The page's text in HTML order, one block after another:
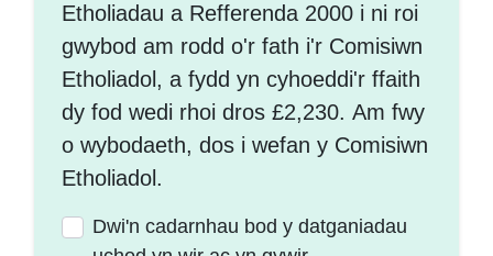
Etholiadau a Refferenda 2000 i ni roi
gwybod am rodd o'r fath i'r Comisiwn
Etholiadol, a fydd yn cyhoeddi'r ffaith
dy fod wedi rhoi dros £2,230. Am fwy
o wybodaeth, dos i wefan y Comisiwn
Etholiadol.
Dwi'n cadarnhau bod y datganiadau